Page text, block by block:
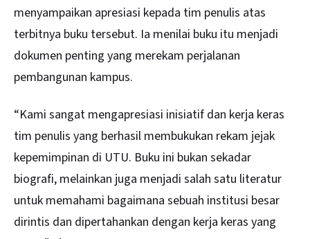
menyampaikan apresiasi kepada tim penulis atas
terbitnya buku tersebut. Ia menilai buku itu menjadi
dokumen penting yang merekam perjalanan
pembangunan kampus.
“Kami sangat mengapresiasi inisiatif dan kerja keras
tim penulis yang berhasil membukukan rekam jejak
kepemimpinan di UTU. Buku ini bukan sekadar
biografi, melainkan juga menjadi salah satu literatur
untuk memahami bagaimana sebuah institusi besar
dirintis dan dipertahankan dengan kerja keras yang